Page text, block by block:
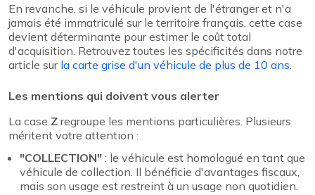
En revanche, si le véhicule provient de l'étranger et n'a
jamais été immatriculé sur le territoire français, cette case
devient déterminante pour estimer le coût total
d'acquisition. Retrouvez toutes les spécificités dans notre
article sur la carte grise d'un véhicule de plus de 10 ans.
Les mentions qui doivent vous alerter
La case Z regroupe les mentions particulières. Plusieurs
méritent votre attention :
"COLLECTION" : le véhicule est homologué en tant que
véhicule de collection. Il bénéficie d'avantages fiscaux,
mais son usage est restreint à un usage non quotidien.